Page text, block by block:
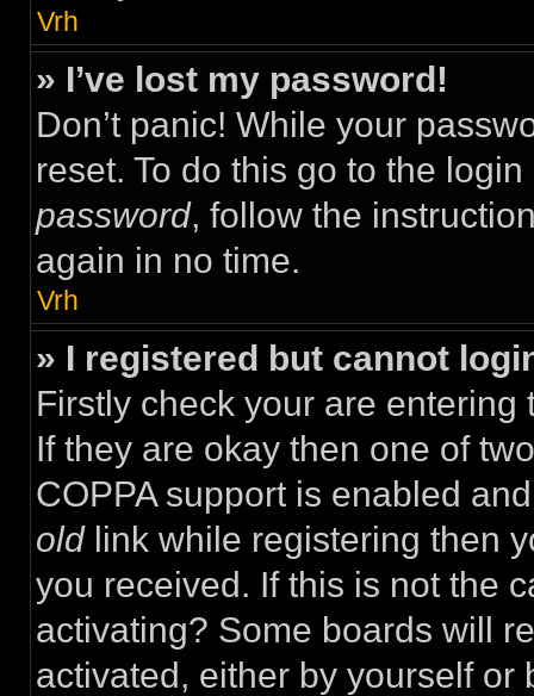
Vrh
» I’ve lost my password!
Don’t panic! While your
reset. To do this go to the
password, follow the
again in no time.
Vrh
» I registered but cannot
Firstly check your are
If they are okay then one of
COPPA support is enabled
oldlink while registering then
you received. If this is not the
activating? Some boards will
activated, either by yourself